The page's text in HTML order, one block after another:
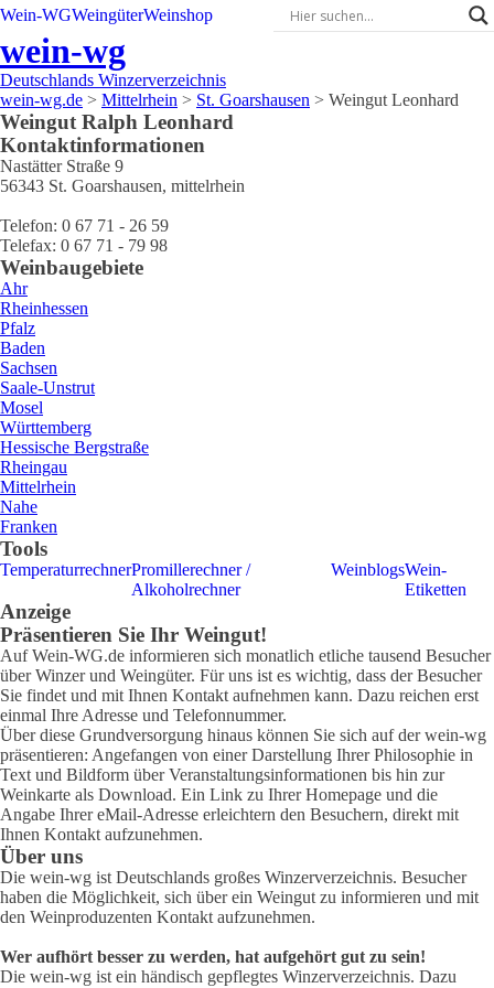
Wein-WGWeingüterWeinshop
wein-wg
Deutschlands Winzerverzeichnis
wein-wg.de > Mittelrhein > St. Goarshausen > Weingut Leonhard
Weingut Ralph Leonhard
Kontaktinformationen
Nastätter Straße 9
56343 St. Goarshausen, mittelrhein
Telefon: 0 67 71 - 26 59
Telefax: 0 67 71 - 79 98
Weinbaugebiete
Ahr
Rheinhessen
Pfalz
Baden
Sachsen
Saale-Unstrut
Mosel
Württemberg
Hessische Bergstraße
Rheingau
Mittelrhein
Nahe
Franken
Tools
TemperaturrechnerPromillerechner /
Alkoholrechner
WeinblogsWein-
Etiketten
Anzeige
Präsentieren Sie Ihr Weingut!
Auf Wein-WG.de informieren sich monatlich etliche tausend Besucher
über Winzer und Weingüter. Für uns ist es wichtig, dass der Besucher
Sie findet und mit Ihnen Kontakt aufnehmen kann. Dazu reichen erst
einmal Ihre Adresse und Telefonnummer.
Über diese Grundversorgung hinaus können Sie sich auf der wein-wg
präsentieren: Angefangen von einer Darstellung Ihrer Philosophie in
Text und Bildform über Veranstaltungsinformationen bis hin zur
Weinkarte als Download. Ein Link zu Ihrer Homepage und die
Angabe Ihrer eMail-Adresse erleichtern den Besuchern, direkt mit
Ihnen Kontakt aufzunehmen.
Über uns
Die wein-wg ist Deutschlands großes Winzerverzeichnis. Besucher
haben die Möglichkeit, sich über ein Weingut zu informieren und mit
den Weinproduzenten Kontakt aufzunehmen.
Wer aufhört besser zu werden, hat aufgehört gut zu sein!
Die wein-wg ist ein händisch gepflegtes Winzerverzeichnis. Dazu